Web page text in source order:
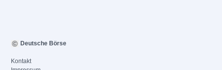
Deutsche Börse
Kontakt